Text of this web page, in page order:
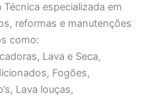
especializada em
reformas e manutenções
como:
Lava e Seca,
Fogões,
Lava louças,